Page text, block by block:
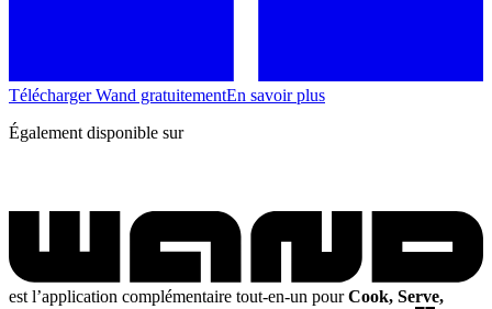
Télécharger Wand gratuitementEn savoir plus
Également disponible sur
est l’application complémentaire tout-en-un pourCook, Serve,